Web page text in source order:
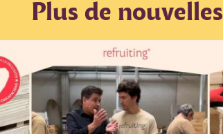
Plus de nouvelles